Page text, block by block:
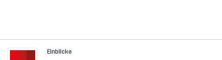
Einblicke